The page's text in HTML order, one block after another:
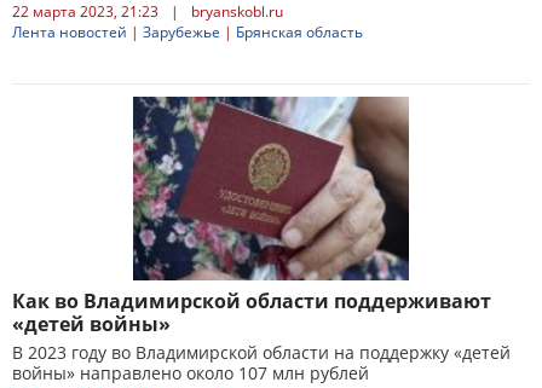
22 марта 2023, 21:23 |
bryanskobl.ru
Лента новостей | Зарубежье | Брянская область
Как во Владимирской области поддерживают
«детей войны»
В 2023 году во Владимирской области на поддержку «детей
войны» направлено около 107 млн рублей